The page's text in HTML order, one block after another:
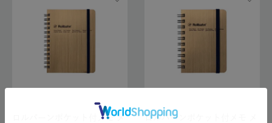
ロルバーンポケット付メモ メ
ロルバーンポケット付メモ メ